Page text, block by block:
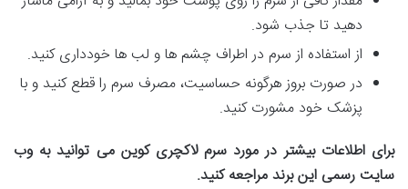
دهید تا جذب شود.
از استفاده از سرم در اطراف چشم ها و لب ها خودداری کنید.
در صورت بروز هرگونه حساسیت، مصرف سرم را قطع کنید و با
پزشک خود مشورت کنید.
برای اطلاعات بیشتر در مورد سرم لاکچری کوین می توانید به وب
سایت رسمی این برند مراجعه کنید.